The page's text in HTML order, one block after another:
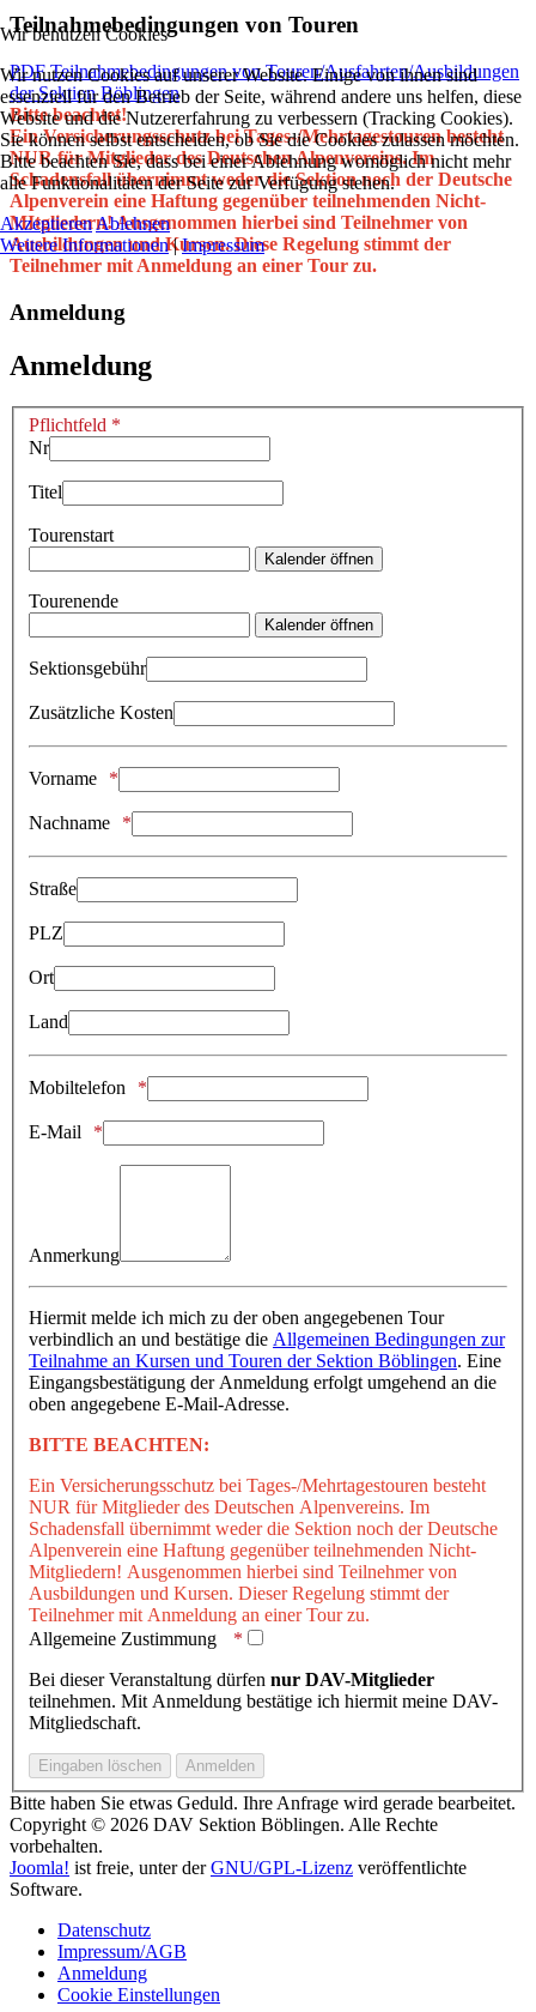
Teilnahmebedingungen von Touren
PDF Teilnahmebedingungen von Touren/Ausfahrten/Ausbildungen
der Sektion Böblingen
Bitte beachtet!
Ein Versicherungsschutz bei Tages-/Mehrtagestouren besteht
NUR für Mitglieder des Deutschen Alpenvereins. Im
Schadensfall übernimmt weder die Sektion noch der Deutsche
Alpenverein eine Haftung gegenüber teilnehmenden Nicht-
MItgliedern! Ausgenommen hierbei sind Teilnehmer von
Ausbildungen und Kursen. Diese Regelung stimmt der
Teilnehmer mit Anmeldung an einer Tour zu.
Anmeldung
Anmeldung
Pflichtfeld *
Nr
Titel
Tourenstart
Kalender öffnen
Tourenende
Kalender öffnen
Sektionsgebühr
Zusätzliche Kosten
Vorname
Nachname
Straße
PLZ
Ort
Land
Mobiltelefon
E-Mail
Anmerkung
Hiermit melde ich mich zu der oben angegebenen Tour
verbindlich an und bestätige die Allgemeinen Bedingungen zur
Teilnahme an Kursen und Touren der Sektion Böblingen. Eine
Eingangsbestätigung der Anmeldung erfolgt umgehend an die
oben angegebene E-Mail-Adresse.
BITTE BEACHTEN:
Ein Versicherungsschutz bei Tages-/Mehrtagestouren besteht
NUR für Mitglieder des Deutschen Alpenvereins. Im
Schadensfall übernimmt weder die Sektion noch der Deutsche
Alpenverein eine Haftung gegenüber teilnehmenden Nicht-
Mitgliedern! Ausgenommen hierbei sind Teilnehmer von
Ausbildungen und Kursen. Dieser Regelung stimmt der
Teilnehmer mit Anmeldung an einer Tour zu.
Allgemeine Zustimmung
Bei dieser Veranstaltung dürfen nur DAV-Mitglieder
teilnehmen. Mit Anmeldung bestätige ich hiermit meine DAV-
Mitgliedschaft.
Bitte haben Sie etwas Geduld. Ihre Anfrage wird gerade bearbeitet.
Copyright © 2026 DAV Sektion Böblingen. Alle Rechte
vorbehalten.
Joomla! ist freie, unter derGNU/GPL-Lizenz veröffentlichte
Software.
Datenschutz
Impressum/AGB
Anmeldung
Cookie Einstellungen
Wir benutzen Cookies
Wir nutzen Cookies auf unserer Website. Einige von ihnen sind
essenziell für den Betrieb der Seite, während andere uns helfen, diese
Website und die Nutzererfahrung zu verbessern (Tracking Cookies).
Sie können selbst entscheiden, ob Sie die Cookies zulassen möchten.
Bitte beachten Sie, dass bei einer Ablehnung womöglich nicht mehr
alle Funktionalitäten der Seite zur Verfügung stehen.
AkzeptierenAblehnen
Weitere Informationen|Impressum